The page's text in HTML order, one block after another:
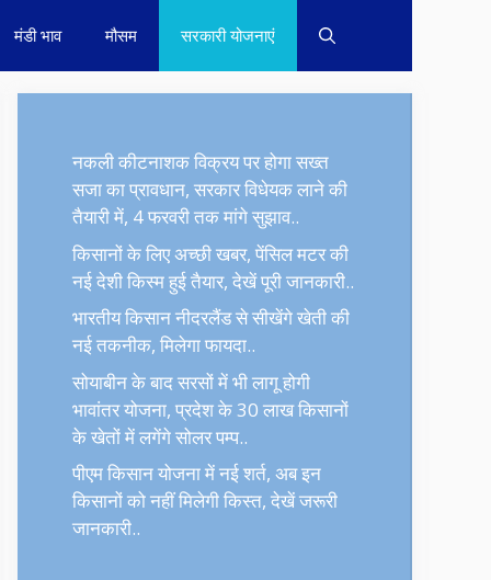
मंडी भाव मौसम सरकारी योजनाएं
नकली कीटनाशक विक्रय पर होगा सख्त
सजा का प्रावधान, सरकार विधेयक लाने की
तैयारी में, 4 फरवरी तक मांगे सुझाव..
किसानों के लिए अच्छी खबर, पेंसिल मटर की
नई देशी किस्म हुई तैयार, देखें पूरी जानकारी..
भारतीय किसान नीदरलैंड से सीखेंगे खेती की
नई तकनीक, मिलेगा फायदा..
सोयाबीन के बाद सरसों में भी लागू होगी
भावांतर योजना, प्रदेश के 30 लाख किसानों
के खेतों में लगेंगे सोलर पम्प..
पीएम किसान योजना में नई शर्त, अब इन
किसानों को नहीं मिलेगी किस्त, देखें जरूरी
जानकारी..